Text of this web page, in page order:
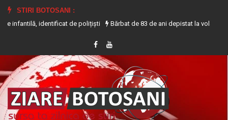
STIRI BOTOSANI :
identificat de polițiști
Bărbat de 83 de ani depistat la volanul unui